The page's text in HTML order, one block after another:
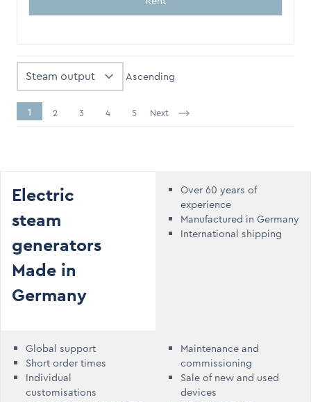
Ascending
You're currently reading page
1 2 3 4 5 Next
Electric
steam
generators
Made in
Germany
Over 60 years of
experience
Manufactured in Germany
International shipping
Global support
Short order times
Individual
customisations
Maintenance and
commissioning
Sale of new and used
devices